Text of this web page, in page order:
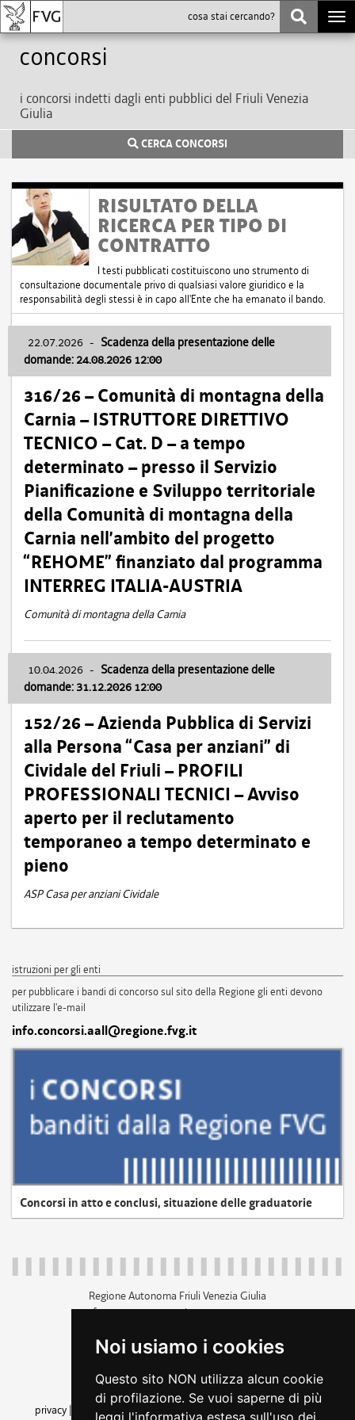
Noi usiamo i cookies
Questo sito NON utilizza alcun cookie
di profilazione. Se vuoi saperne di più
leggi l'informativa estesa sull'uso dei
Concorsi
i concorsi indetti dagli enti pubblici del Friuli Venezia
Giulia
CERCA CONCORSI
RISULTATO DELLA
RICERCA PER TIPO DI
CONTRATTO
I testi pubblicati costituiscono uno strumento di
consultazione documentale privo di qualsiasi valore giuridico e la
responsabilità degli stessi è in capo all'Ente che ha emanato il bando.
22.07.2026 - Scadenza della presentazione delle
domande: 24.08.2026 12:00
316/26 – Comunità di montagna della
Carnia – ISTRUTTORE DIRETTIVO
TECNICO – Cat. D – a tempo
determinato – presso il Servizio
Pianificazione e Sviluppo territoriale
della Comunità di montagna della
Carnia nell’ambito del progetto
“REHOME” finanziato dal programma
INTERREG ITALIA-AUSTRIA
Comunità di montagna della Carnia
10.04.2026 - Scadenza della presentazione delle
domande: 31.12.2026 12:00
152/26 – Azienda Pubblica di Servizi
alla Persona “Casa per anziani” di
Cividale del Friuli – PROFILI
PROFESSIONALI TECNICI – Avviso
aperto per il reclutamento
temporaneo a tempo determinato e
pieno
ASP Casa per anziani Cividale
istruzioni per gli enti
per pubblicare i bandi di concorso sul sito della Regione gli enti devono
utilizzare l'e-mail
info.concorsi.aall@regione.fvg.it
Concorsi in atto e conclusi, situazione delle graduatorie
Regione Autonoma Friuli Venezia Giulia
c.f. 80014930327; p.iva 00526040324
+39 040 3771111
amministrazione trasparente
privacy
cookie |note legali accessibilità
dichiarazione di